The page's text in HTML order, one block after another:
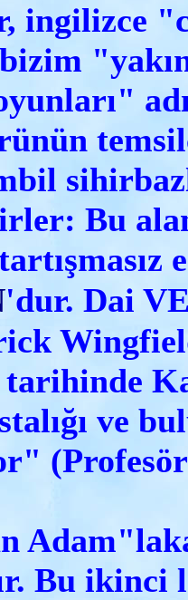
ingilizce
Bu
'dur. Dai
tarihinde
ve
Bu ikinci